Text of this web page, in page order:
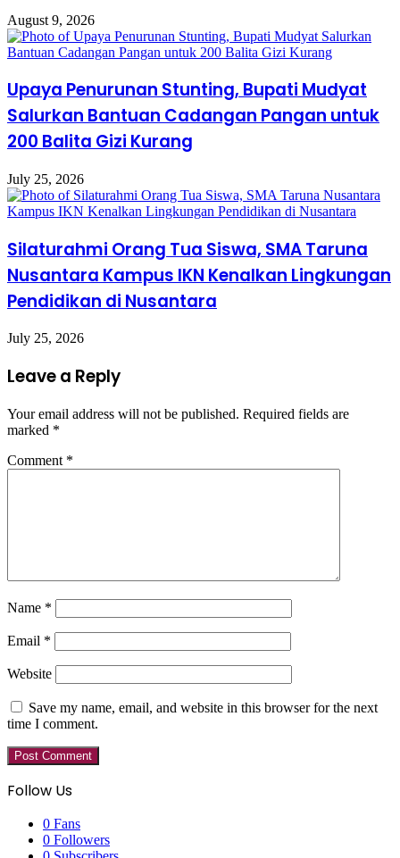
August 9, 2026
Upaya Penurunan Stunting, Bupati Mudyat
Salurkan Bantuan Cadangan Pangan untuk
200 Balita Gizi Kurang
July 25, 2026
Silaturahmi Orang Tua Siswa, SMA Taruna
Nusantara Kampus IKN Kenalkan Lingkungan
Pendidikan di Nusantara
July 25, 2026
Leave a Reply
Your email address will not be published. Required fields are
marked *
Comment *
Name *
Email *
Website
Save my name, email, and website in this browser for the next
time I comment.
Follow Us
0 Fans
0 Followers